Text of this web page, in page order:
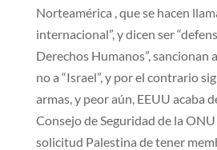
Norteamérica , que se hacen
internacional”, y dicen ser
Derechos Humanos”, sancionan
no a “Israel”, y por el contrario
armas, y peor aún, EEUU acaba
Consejo de Seguridad de la
solicitud Palestina de tener